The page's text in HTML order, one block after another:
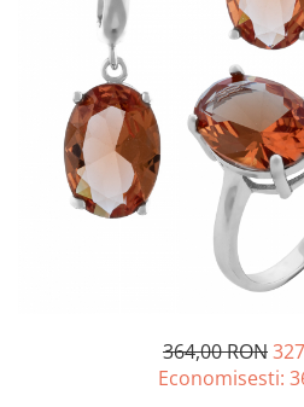
SETURI BIJUTERII
ACE DE CRAVATA
BRATARI PENTRU PICIOR
BRATARA TIP ROZARIU
LANTURI TIP ROZARIU
364,00 RON
Economisesti: